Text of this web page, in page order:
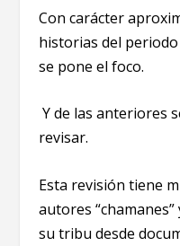
Con carácter
historias del
se pone el foco.
Y de las anteriores
revisar.
Esta revisión tiene
autores
su tribu desde